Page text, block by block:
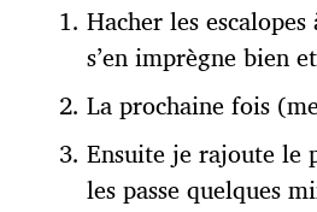
Hacher les
s’en imprègne bien
La prochaine fois
Ensuite je rajoute le
les passe quelques